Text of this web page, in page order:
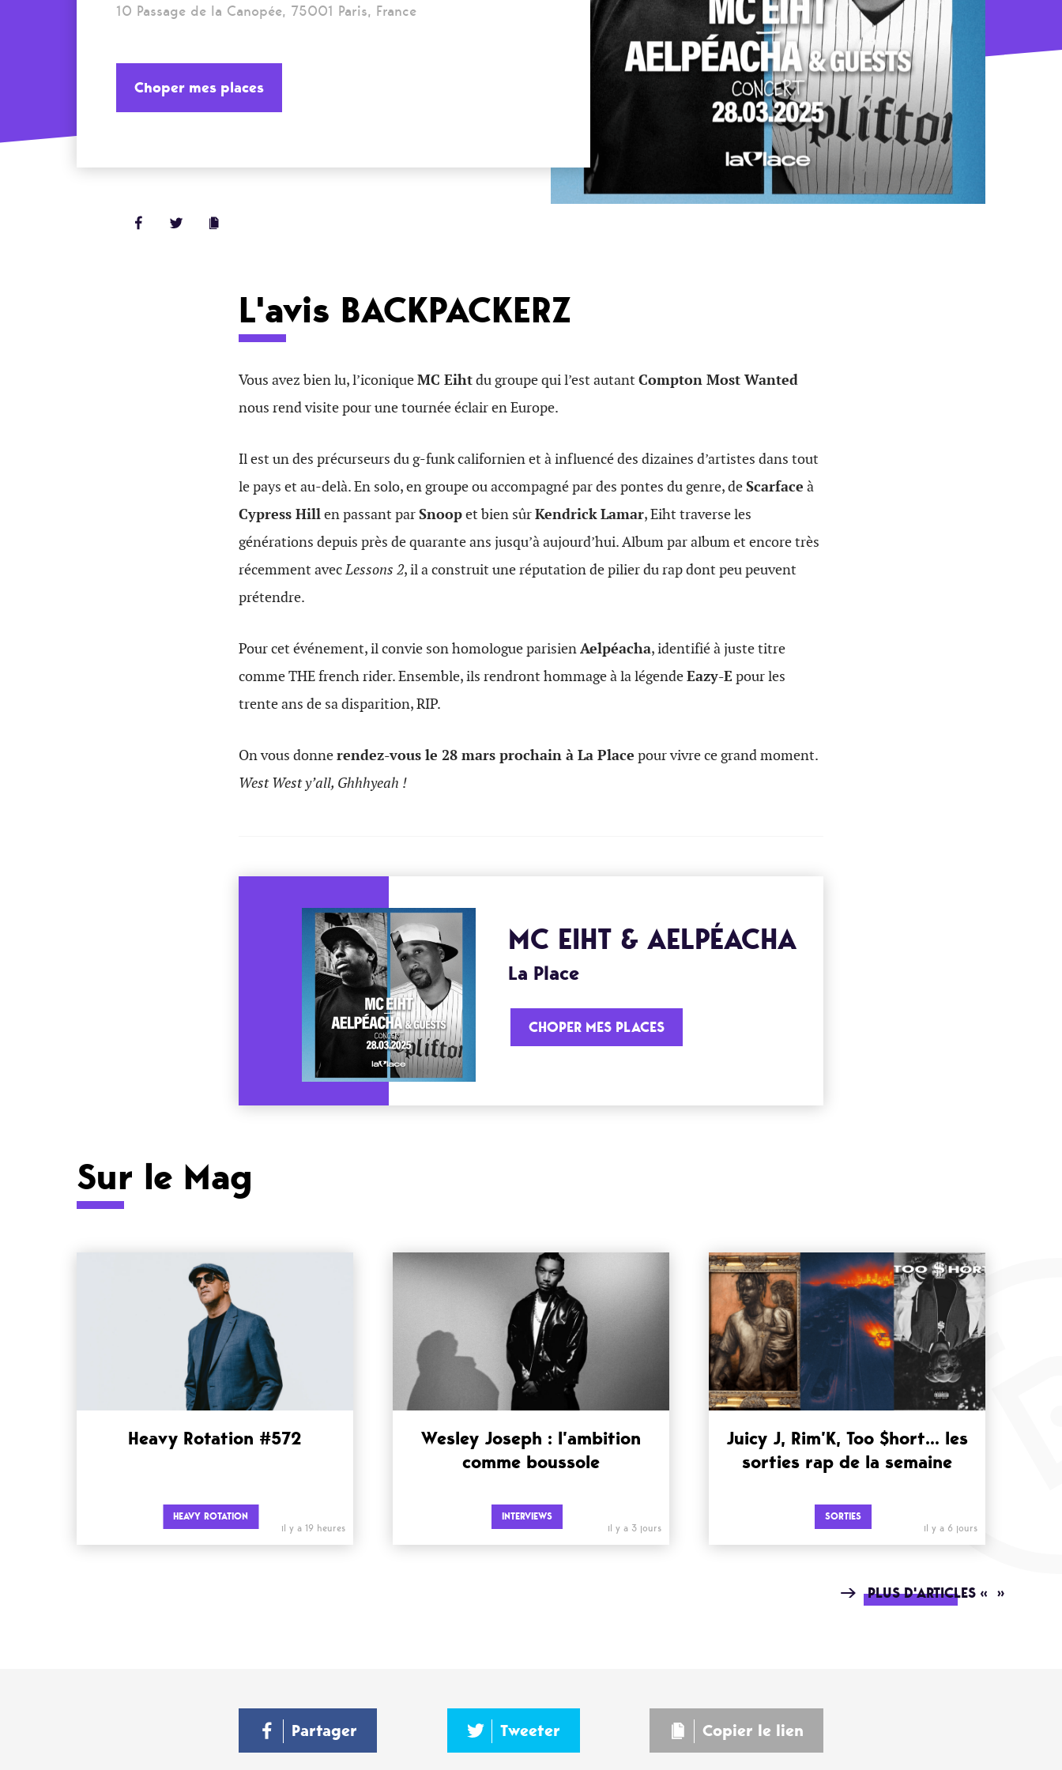
10 Passage de la Canopée, 75001 Paris, France
Choper mes places
L'avis BACKPACKERZ
Vous avez bien lu, l’iconiqueMC Eihtdu groupe qui l’est autant Compton Most Wanted
nous rend visite pour une tournée éclair en Europe.
Il est un des précurseurs du g-funk californien et à influencé des dizaines d’artistes dans tout
le pays et au-delà. En solo, en groupe ou accompagné par des pontes du genre, deScarface à
Cypress Hillen passant parSnoopet bien sûrKendrick Lamar, Eiht traverse les
générations depuis près de quarante ans jusqu’à aujourd’hui. Album par album et encore très
récemment avecLessons 2, il a construit une réputation de pilier du rap dont peu peuvent
prétendre.
Pour cet événement, il convie son homologue parisienAelpéacha, identifié à juste titre
comme THE french rider. Ensemble, ils rendront hommage à la légendeEazy-E pour les
trente ans de sa disparition, RIP.
On vous donnerendez-vous le 28 mars prochain à La Place pour vivre ce grand moment.
West West y’all, Ghhhyeah !
MC EIHT & AELPÉACHA
La Place
CHOPER MES PLACES
Sur le Mag
Heavy Rotation #572
HEAVY ROTATION
il y a 19 heures
Wesley Joseph : l’ambition
comme boussole
INTERVIEWS
il y a 3 jours
Juicy J, Rim’K, Too $hort… les
sorties rap de la semaine
SORTIES
il y a 6 jours
PLUS D'ARTICLES « »
Partager Tweeter Copier le lien